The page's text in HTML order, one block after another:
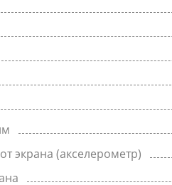
экрана (акселерометр)